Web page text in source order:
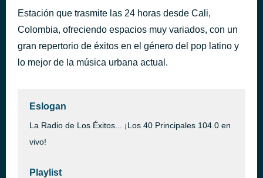
Estación que trasmite las 24 horas desde Cali,
Colombia, ofreciendo espacios muy variados, con un
gran repertorio de éxitos en el género del pop latino y
lo mejor de la música urbana actual.
Eslogan
La Radio de Los Éxitos... ¡Los 40 Principales 104.0 en
vivo!
Playlist